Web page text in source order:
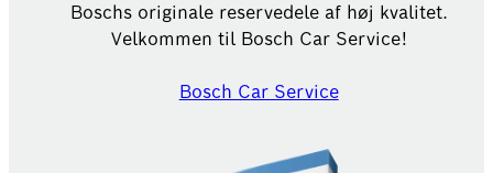
Boschs originale reservedele af høj kvalitet.
Velkommen til Bosch Car Service!
Bosch Car Service